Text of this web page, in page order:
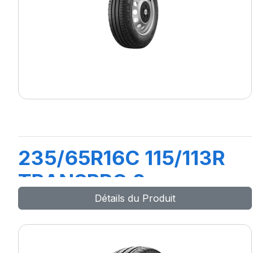
235/65R16C 115/113R
TRANSPRO 2
Détails du Produit